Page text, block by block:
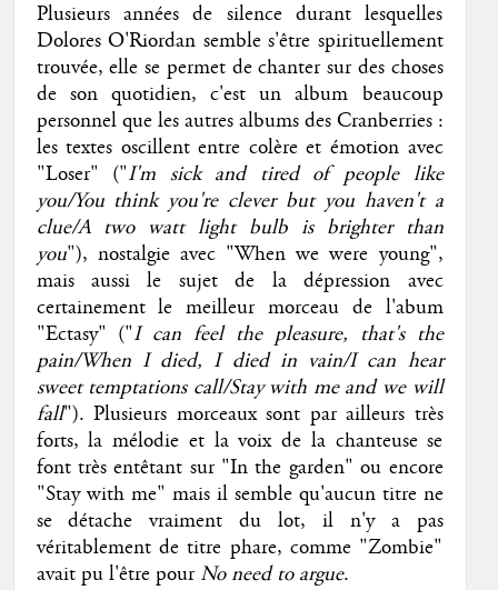
Plusieurs années de silence durant lesquelles
Dolores O'Riordan semble s'être spirituellement
trouvée, elle se permet de chanter sur des choses
de son quotidien, c'est un album beaucoup
personnel que les autres albums des Cranberries :
les textes oscillent entre colère et émotion avec
"Loser" ("I'm sick and tired of people like
you/You think you're clever but you haven't a
clue/A two watt light bulb is brighter than
you"), nostalgie avec "When we were young",
mais aussi le sujet de la dépression avec
certainement le meilleur morceau de l'abum
"Ectasy" ("I can feel the pleasure, that's the
pain/When I died, I died in vain/I can hear
sweet temptations call/Stay with me and we will
fall"). Plusieurs morceaux sont par ailleurs très
forts, la mélodie et la voix de la chanteuse se
font très entêtant sur "In the garden" ou encore
"Stay with me" mais il semble qu'aucun titre ne
se détache vraiment du lot, il n'y a pas
véritablement de titre phare, comme "Zombie"
avait pu l'être pour No need to argue.